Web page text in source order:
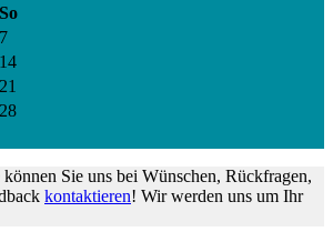
So
7
14
21
28
können Sie uns bei Wünschen, Rückfragen,
kontaktieren! Wir werden uns um Ihr